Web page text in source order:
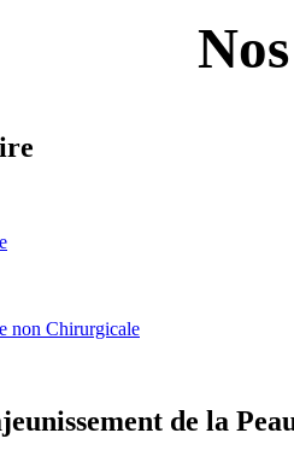
non Chirurgicale
de la